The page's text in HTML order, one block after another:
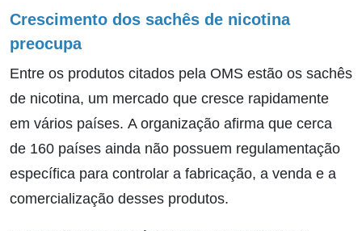
Crescimento dos sachês de nicotina
preocupa
Entre os produtos citados pela OMS estão os sachês
de nicotina, um mercado que cresce rapidamente
em vários países. A organização afirma que cerca
de 160 países ainda não possuem regulamentação
específica para controlar a fabricação, a venda e a
comercialização desses produtos.